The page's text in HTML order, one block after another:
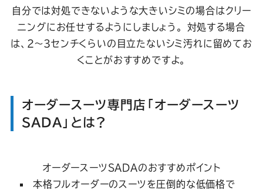
自分では対処できないような大きいシミの場合はクリー
ニングにお任せするようにしましょう。 対処する場合
は、2～3センチくらいの目立たないシミ汚れに留めてお
くことがおすすめですよ。
オーダースーツ専門店「オーダースーツ
SADA」とは？
オーダースーツSADAのおすすめポイント
本格フルオーダーのスーツを圧倒的な低価格で